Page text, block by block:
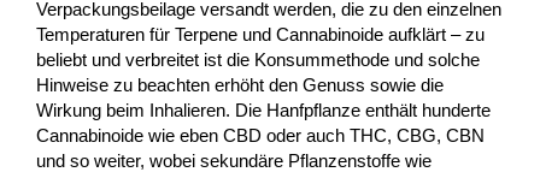
Verpackungsbeilage versandt werden, die zu den einzelnen
Temperaturen für Terpene und Cannabinoide aufklärt – zu
beliebt und verbreitet ist die Konsummethode und solche
Hinweise zu beachten erhöht den Genuss sowie die
Wirkung beim Inhalieren. Die Hanfpflanze enthält hunderte
Cannabinoide wie eben CBD oder auch THC, CBG, CBN
und so weiter, wobei sekundäre Pflanzenstoffe wie